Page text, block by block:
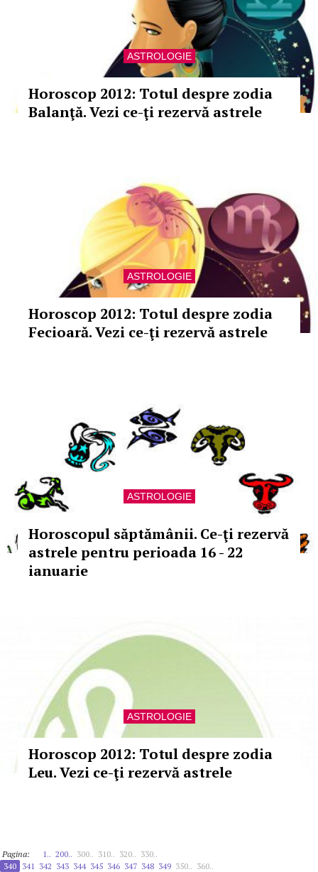
ASTROLOGIE
Horoscop 2012: Totul despre zodia
Balanţă. Vezi ce-ţi rezervă astrele
ASTROLOGIE
Horoscop 2012: Totul despre zodia
Fecioară. Vezi ce-ţi rezervă astrele
ASTROLOGIE
Horoscopul săptămânii. Ce-ţi rezervă
astrele pentru perioada 16 - 22
ianuarie
ASTROLOGIE
Horoscop 2012: Totul despre zodia
Leu. Vezi ce-ţi rezervă astrele
Pagina: 1.. 200.. 300.. 310.. 320.. 330..
340 341 342 343 344 345 346 347 348 349 350.. 360..